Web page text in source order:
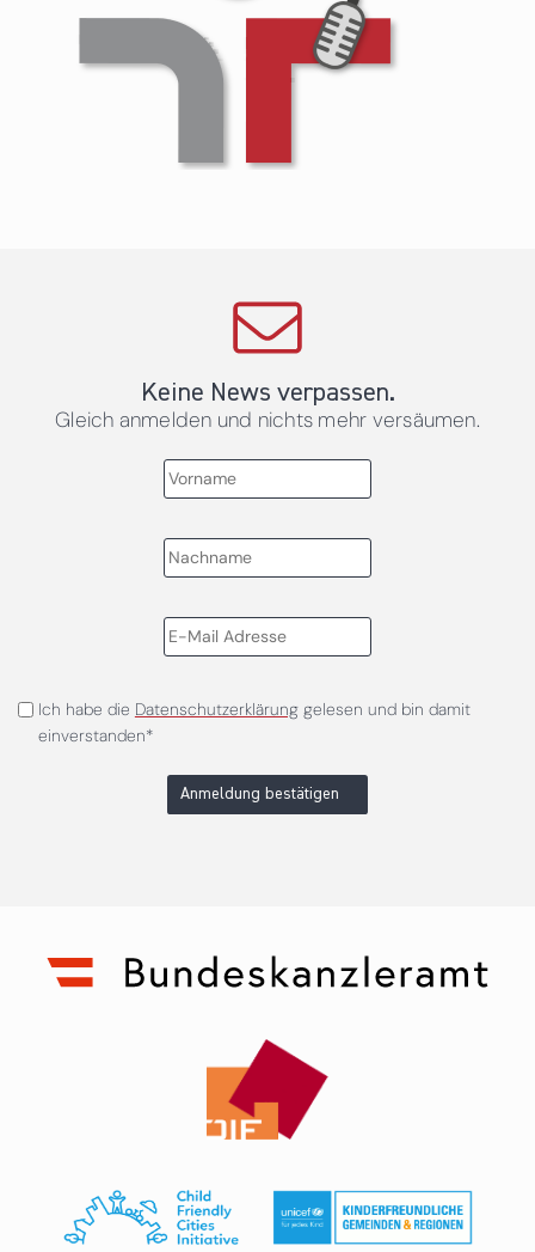
Keine News verpassen.
Gleich anmelden und nichts mehr versäumen.
Ich habe die Datenschutzerklärunggelesen und bin damit
einverstanden*
Anmeldung bestätigen